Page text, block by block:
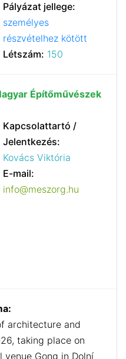
Pályázat jellege:
személyes
részvételhez kötött
Létszám: 150
Építőművészek
Kapcsolattartó /
Jelentkezés:
Kovács Viktória
E-mail:
info@meszorg.hu
architecture and
taking place on
venue Gong in Dolní